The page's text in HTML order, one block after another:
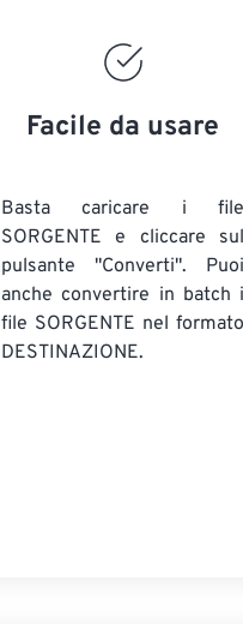
Facile da usare
Basta caricare i file
SORGENTE e cliccare sul
pulsante "Converti". Puoi
anche convertire in batch i
file SORGENTE nel formato
DESTINAZIONE.